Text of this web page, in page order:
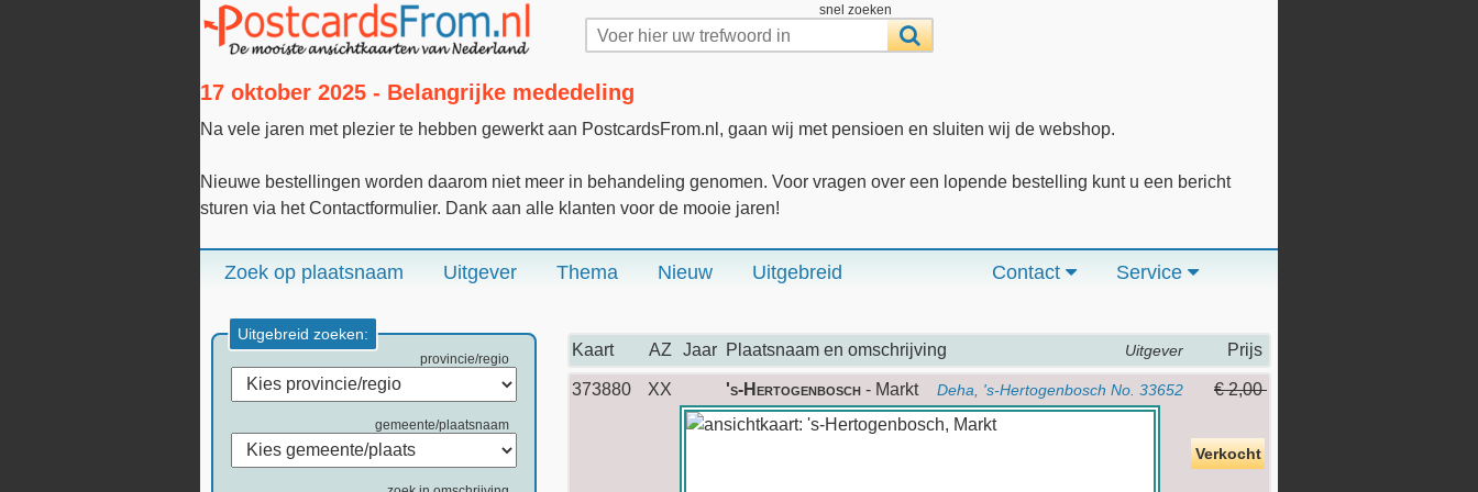
snel zoeken
17 oktober 2025 - Belangrijke mededeling
Na vele jaren met plezier te hebben gewerkt aan PostcardsFrom.nl, gaan wij met pensioen en sluiten wij de webshop.
Nieuwe bestellingen worden daarom niet meer in behandeling genomen. Voor vragen over een lopende bestelling kunt u een bericht
sturen via het Contactformulier. Dank aan alle klanten voor de mooie jaren!
Zoek op plaatsnaam Uitgever Thema Nieuw Uitgebreid Service
Contact
Uitgebreid zoeken:
provincie/regio
gemeente/plaatsnaam
Kaart AZ Jaar Plaatsnaam en omschrijving Uitgever Prijs
373880 XX 's-Hertogenbosch - Markt Deha, 's-Hertogenbosch No. 33652 € 2,00
Verkocht